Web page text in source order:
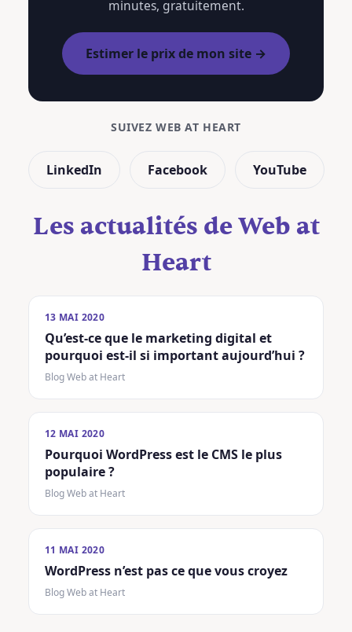
minutes, gratuitement.
Estimer le prix de mon site →
SUIVEZ WEB AT HEART
LinkedIn Facebook YouTube
Les actualités de Web at
Heart
13 MAI 2020
Qu’est-ce que le marketing digital et
pourquoi est-il si important aujourd’hui ?
Blog Web at Heart
12 MAI 2020
Pourquoi WordPress est le CMS le plus
populaire ?
Blog Web at Heart
11 MAI 2020
WordPress n’est pas ce que vous croyez
Blog Web at Heart